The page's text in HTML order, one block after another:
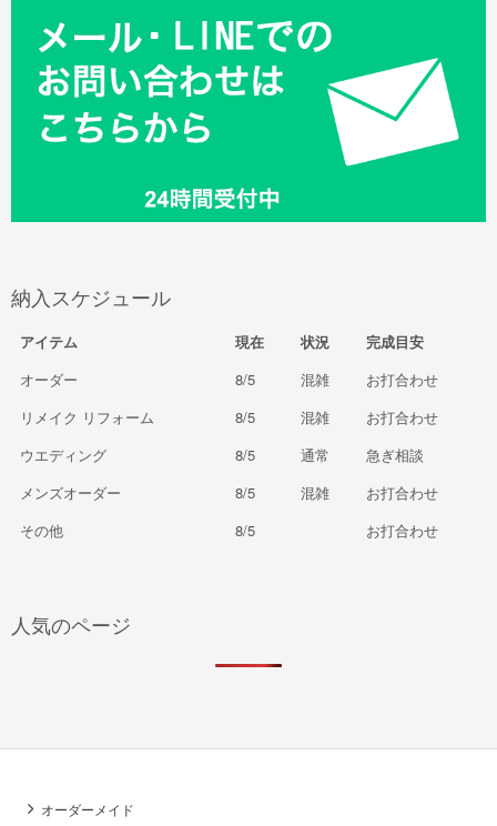
納入スケジュール
アイテム 現在 状況
完成目安
オーダー
8/5 混雑
お打合わせ
リメイク リフォーム
8/5 混雑
お打合わせ
ウエディング
8/5 通常
急ぎ相談
メンズオーダー
8/5 混雑
お打合わせ
その他
8/5 お打合わせ
人気のページ
オーダーメイド